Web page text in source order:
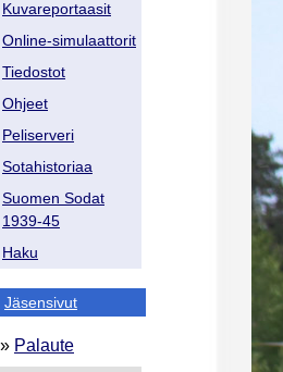
Kuvareportaasit
Online-simulaattorit
Tiedostot
Ohjeet
Peliserveri
Sotahistoriaa
Suomen Sodat
1939-45
Haku
Jäsensivut
» Palaute